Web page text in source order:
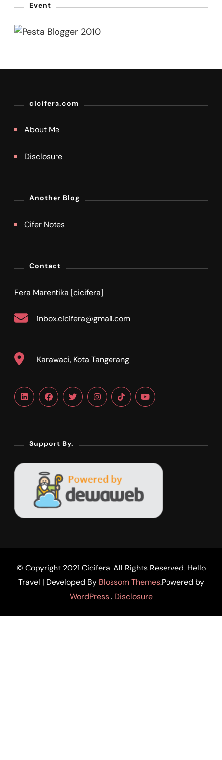
Event
cicifera.com
About Me
Disclosure
Another Blog
Cifer Notes
Contact
Fera Marentika [cicifera]
inbox.cicifera@gmail.com
Karawaci, Kota Tangerang
Support By.
© Copyright 2021 Cicifera. All Rights Reserved.Hello
Travel | Developed By Blossom Themes.Powered by
WordPress. Disclosure